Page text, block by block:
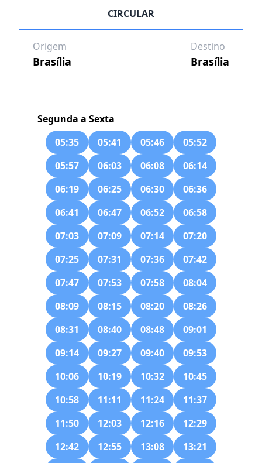
CIRCULAR
Origem
Brasília
Destino
Brasília
Segunda a Sexta
05:35
05:41 05:46
05:52
05:57
06:03 06:08
06:14
06:19
06:25 06:30
06:36
06:41
06:47 06:52
06:58
07:03
07:09 07:14
07:20
07:25
07:31 07:36
07:42
07:47
07:53 07:58
08:04
08:09
08:15 08:20
08:26
08:31
08:40 08:48
09:01
09:14
09:27 09:40
09:53
10:06
10:19 10:32
10:45
10:58
11:11 11:24
11:37
11:50
12:03 12:16
12:29
12:42
12:55 13:08
13:21